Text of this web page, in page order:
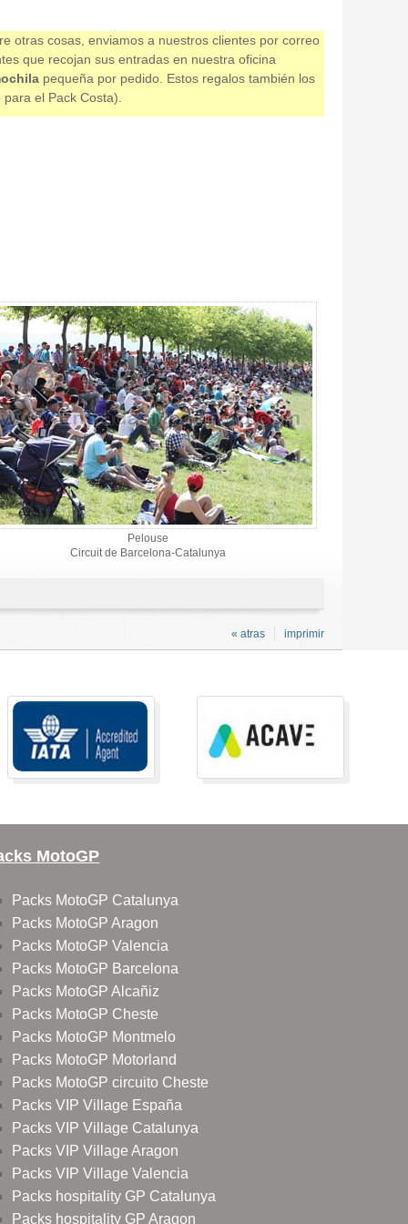
otras cosas, enviamos a nuestros clientes por correo
que recojan sus entradas en nuestra oficina
pequeña por pedido. Estos regalos también los
el Pack Costa).
producto
Pelouse
Circuit de Barcelona-Catalunya
imprimir
« atras
MotoGP
Packs MotoGP Catalunya
Packs MotoGP Aragon
Packs MotoGP Valencia
Packs MotoGP Barcelona
Packs MotoGP Alcañiz
Packs MotoGP Cheste
Packs MotoGP Montmelo
Packs MotoGP Motorland
Packs MotoGP circuito Cheste
Packs VIP Village España
Packs VIP Village Catalunya
Packs VIP Village Aragon
Packs VIP Village Valencia
Packs hospitality GP Catalunya
Packs hospitality GP Aragon